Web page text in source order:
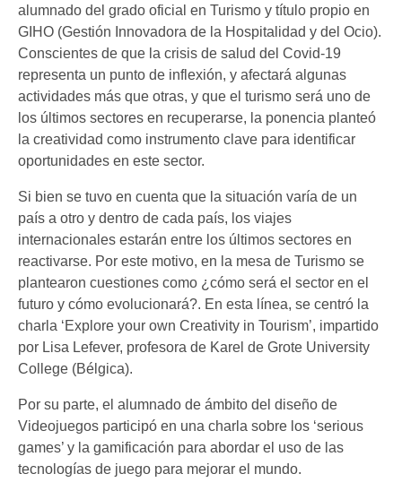
alumnado del grado oficial en Turismo y título propio en
GIHO (Gestión Innovadora de la Hospitalidad y del Ocio).
Conscientes de que la crisis de salud del Covid-19
representa un punto de inflexión, y afectará algunas
actividades más que otras, y que el turismo será uno de
los últimos sectores en recuperarse, la ponencia planteó
la creatividad como instrumento clave para identificar
oportunidades en este sector.
Si bien se tuvo en cuenta que la situación varía de un
país a otro y dentro de cada país, los viajes
internacionales estarán entre los últimos sectores en
reactivarse. Por este motivo, en la mesa de Turismo se
plantearon cuestiones como ¿cómo será el sector en el
futuro y cómo evolucionará?. En esta línea, se centró la
charla ‘Explore your own Creativity in Tourism’, impartido
por Lisa Lefever, profesora de Karel de Grote University
College (Bélgica).
Por su parte, el alumnado de ámbito del diseño de
Videojuegos participó en una charla sobre los ‘serious
games’ y la gamificación para abordar el uso de las
tecnologías de juego para mejorar el mundo.